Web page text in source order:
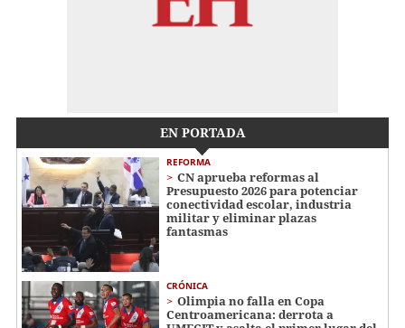
EN PORTADA
REFORMA
CN aprueba reformas al
Presupuesto 2026 para potenciar
conectividad escolar, industria
militar y eliminar plazas
fantasmas
CRÓNICA
Olimpia no falla en Copa
Centroamericana: derrota a